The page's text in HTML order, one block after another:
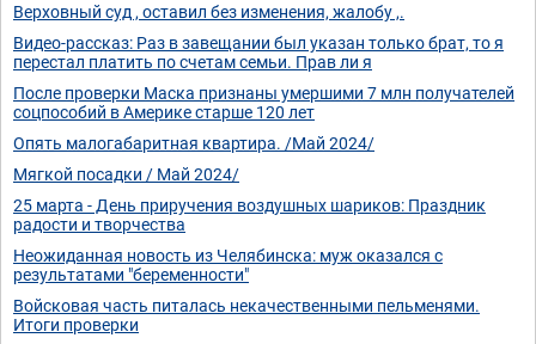
Верховный суд , оставил без изменения, жалобу ,.
Видео-рассказ: Раз в завещании был указан только брат, то я
перестал платить по счетам семьи. Прав ли я
После проверки Маска признаны умершими 7 млн получателей
соцпособий в Америке старше 120 лет
Опять малогабаритная квартира. /Май 2024/
Мягкой посадки / Май 2024/
25 марта - День приручения воздушных шариков: Праздник
радости и творчества
Неожиданная новость из Челябинска: муж оказался с
результатами "беременности"
Войсковая часть питалась некачественными пельменями.
Итоги проверки